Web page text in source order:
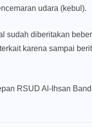
udara (kebul).
sudah diberitakan
karena sampai
RSUD Al-Ihsan